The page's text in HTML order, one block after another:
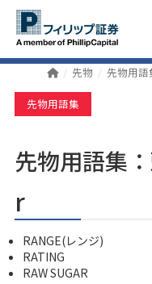
先物 先物用語
先物用語集
先物用語集：
r
RANGE(レンジ)
RATING
RAW SUGAR